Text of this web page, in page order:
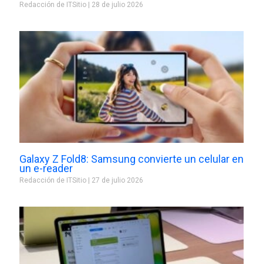
Redacción de ITSitio 28 de julio 2026
Galaxy Z Fold8: Samsung convierte un celular en
un e-reader
Redacción de ITSitio 27 de julio 2026